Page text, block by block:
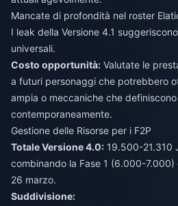
Mancate di profondità nel roster
I leak della Versione 4.1
universali.
Costo opportunità: Valutate le
a futuri personaggi che potrebbero
ampia o meccaniche che
contemporaneamente.
Gestione delle Risorse per i F2P
Totale Versione 4.0: 19.500-21.310
combinando la Fase 1 (6.000-
26 marzo.
Suddivisione: